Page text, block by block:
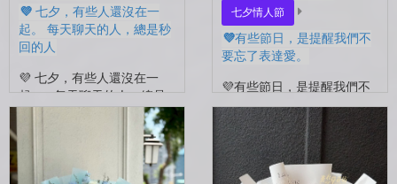
💜 七夕，有些人還沒在一
起。 每天聊天的人，總是秒
回的人
💜 七夕，有些人還沒在一
起。 每天聊天的人，總是
秒回的人， 會記得你愛喝什
麼、喜歡什麼的人。 你們
沒有說過喜歡，卻早已習慣
彼此存在。 七夕快到...
七夕情人節
💜有些節日，是提醒我們不
要忘了表達愛。
💜有些節日，是提醒我們不
要忘了表達愛。 平常的日
子，總是忙著工作、忙著生
活。 那些想說的謝謝、想
說的辛苦了、想說的我愛
你。 常常就這樣，留到了